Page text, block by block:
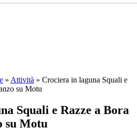
» Attività » Crociera in laguna Squali e
su Motu
Squali e Razze a Bora
su Motu